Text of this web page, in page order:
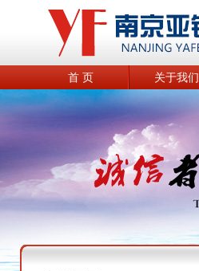
首 页 关于我们